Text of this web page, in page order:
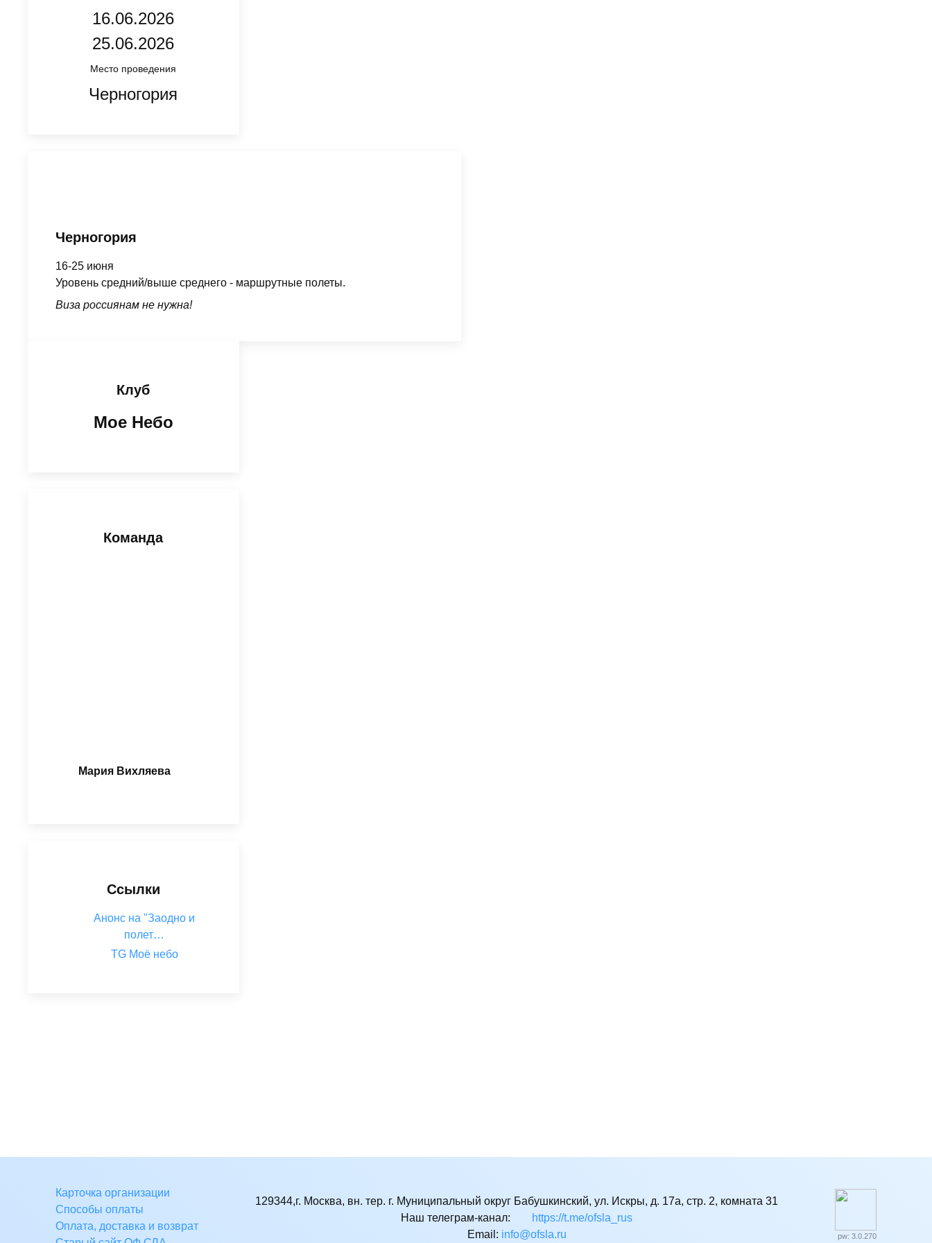
16.06.2026
25.06.2026
Место проведения
Черногория
Черногория
16-25 июня
Уровень средний/выше среднего - маршрутные полеты.
Виза россиянам не нужна!
Клуб
Мое Небо
Команда
Мария Вихляева
Ссылки
Анонс на "Заодно и
полет…
TG Моё небо
Карточка организации
Способы оплаты
Оплата, доставка и возврат
129344,г. Москва, вн. тер. г. Муниципальный округ Бабушкинский, ул. Искры, д. 17а, стр. 2, комната 31
Наш телеграм-канал:
https://t.me/ofsla_rus
Email: ur.alsfo@ofni pw: 3.0.270